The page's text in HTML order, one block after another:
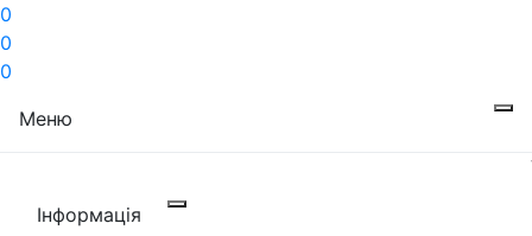
0
0
0
Меню
Інформація